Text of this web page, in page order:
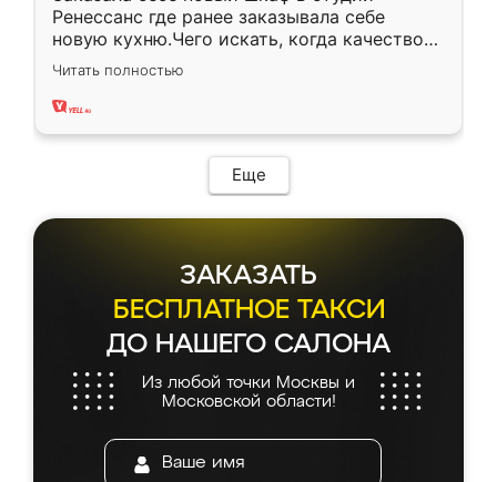
Ренессанс где ранее заказывала себе
новую кухню.Чего искать, когда качеством
вполне довольна. Служит кухня уже почти
два года, нареканий нет.
Читать полностью
Еще
ЗАКАЗАТЬ
БЕСПЛАТНОЕ ТАКСИ
ДО НАШЕГО САЛОНА
Из любой точки Москвы и
Московской области!